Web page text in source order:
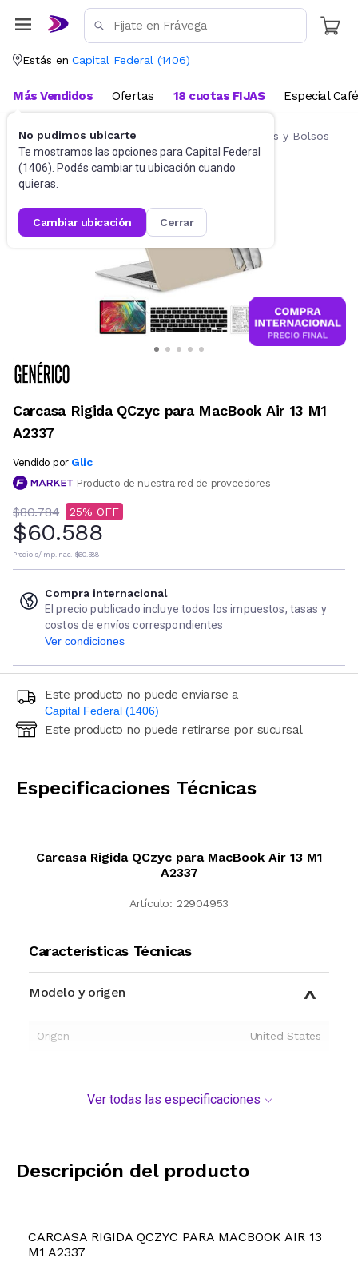
Estás en Capital Federal (1406)
No pudimos ubicarte
Te mostramos las opciones para Capital Federal
(1406). Podés cambiar tu ubicación cuando
quieras.
cambiar ubicación cerrar
Más Vendidos Ofertas 18 cuotas FIJAS Especial Café
Accesorios de Informática Fundas, Estuches y Bolsos
Carcasa Rigida QCzyc para MacBook Air 13 M1
A2337
Vendido por Glic
Producto de nuestra red de proveedores
$80.784 25
$60.588
Precio s/imp. nac. $60.588
Compra internacional
El precio publicado incluye todos los impuestos, tasas y
costos de envíos correspondientes
Ver condiciones
Este producto no puede enviarse a
Capital Federal (1406)
Ingresá código postal (sólo números)
Este producto no puede retirarse por sucursal
Especificaciones Técnicas
Carcasa Rigida QCzyc para MacBook Air 13 M1
A2337
Artículo: 22904953
Características Técnicas
Modelo y origen
Origen United States
Ver todas las especificaciones
Descripción del producto
CARCASA RIGIDA QCZYC PARA MACBOOK AIR 13
M1 A2337